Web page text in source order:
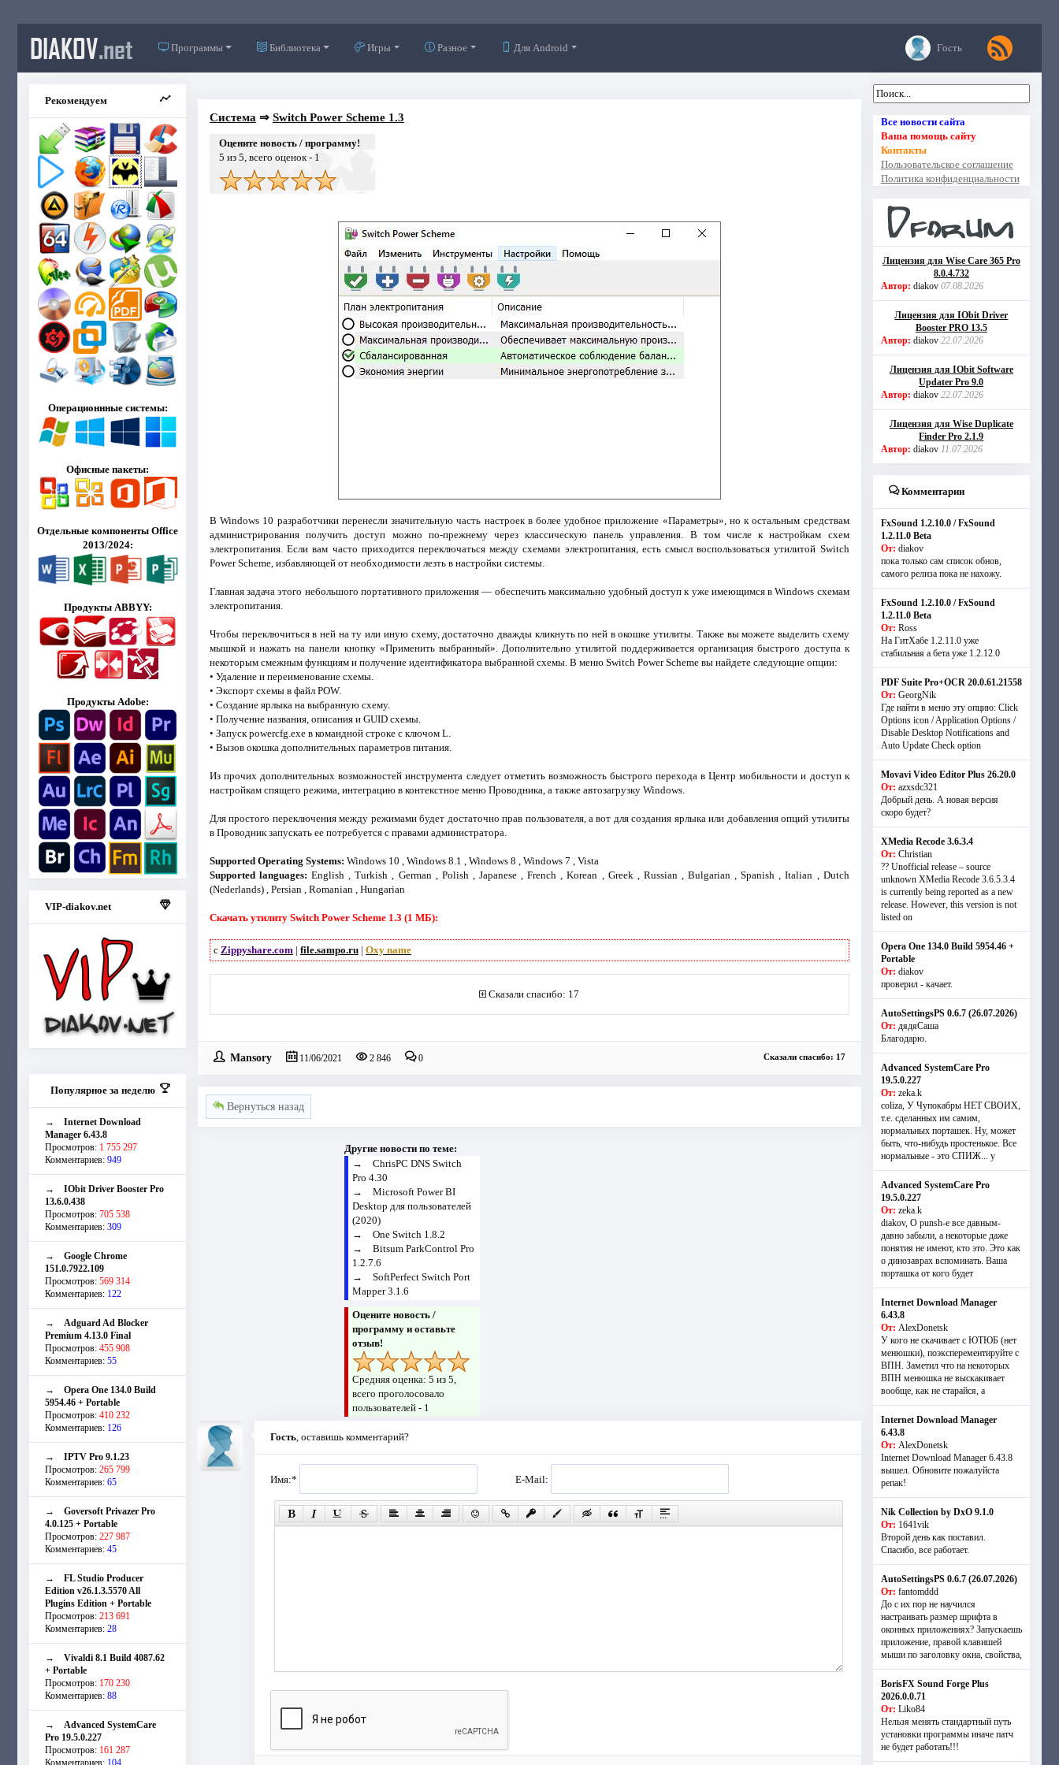
DIAKOV.net Программы Библиотека Игры Разное Для Android Гость
Рекомендуем
Операционнные системы:
Офисные пакеты:
Отдельные компоненты Office
2013/2024:
Продукты ABBYY:
Продукты Adobe:
VIP-diakov.net
Популярное за неделю
→ Internet Download
Manager 6.43.8
Просмотров: 1 755 297
Комментариев: 949
→ IObit Driver Booster Pro
13.6.0.438
Просмотров: 705 538
Комментариев: 309
→ Google Chrome
151.0.7922.109
Просмотров: 569 314
Комментариев: 122
→ Adguard Ad Blocker
Premium 4.13.0 Final
Просмотров: 455 908
Комментариев: 55
→ Opera One 134.0 Build
5954.46 + Portable
Просмотров: 410 232
Комментариев: 126
→ IPTV Pro 9.1.23
Просмотров: 265 799
Комментариев: 65
→ Goversoft Privazer Pro
4.0.125 + Portable
Просмотров: 227 987
Комментариев: 45
→ FL Studio Producer
Edition v26.1.3.5570 All
Plugins Edition + Portable
Просмотров: 213 691
Комментариев: 28
→ Vivaldi 8.1 Build 4087.62
+ Portable
Просмотров: 170 230
Комментариев: 88
→ Advanced SystemCare
Pro 19.5.0.227
Просмотров: 161 287
Комментариев: 104
Система ⇒ Switch Power Scheme 1.3
Оцените новость / программу!
5 из 5, всего оценок - 1
В Windows 10 разработчики перенесли значительную часть настроек в более удобное приложение «Параметры», но к остальным средствам
администрирования получить доступ можно по-прежнему через классическую панель управления. В том числе к настройкам схем
электропитания. Если вам часто приходится переключаться между схемами электропитания, есть смысл воспользоваться утилитой Switch
Power Scheme, избавляющей от необходимости лезть в настройки системы.
Главная задача этого небольшого портативного приложения — обеспечить максимально удобный доступ к уже имеющимся в Windows схемам
электропитания.
Чтобы переключиться в ней на ту или иную схему, достаточно дважды кликнуть по ней в окошке утилиты. Также вы можете выделить схему
мышкой и нажать на панели кнопку «Применить выбранный». Дополнительно утилитой поддерживается организация быстрого доступа к
некоторым смежным функциям и получение идентификатора выбранной схемы. В меню Switch Power Scheme вы найдете следующие опции:
• Удаление и переименование схемы.
• Экспорт схемы в файл POW.
• Создание ярлыка на выбранную схему.
• Получение названия, описания и GUID схемы.
• Запуск powercfg.exe в командной строке с ключом L.
• Вызов окошка дополнительных параметров питания.
Из прочих дополнительных возможностей инструмента следует отметить возможность быстрого перехода в Центр мобильности и доступ к
настройкам спящего режима, интеграцию в контекстное меню Проводника, а также автозагрузку Windows.
Для простого переключения между режимами будет достаточно прав пользователя, а вот для создания ярлыка или добавления опций утилиты
в Проводник запускать ее потребуется с правами администратора.
Supported Operating Systems: Windows 10 , Windows 8.1 , Windows 8 , Windows 7 , Vista
Supported languages: English , Turkish , German , Polish , Japanese , French , Korean , Greek , Russian , Bulgarian , Spanish , Italian , Dutch
(Nederlands) , Persian , Romanian , Hungarian
Скачать утилиту Switch Power Scheme 1.3 (1 МБ):
с Zippyshare.com | file.sampo.ru| Oxy name
Сказали спасибо: 17
Mansory 11/06/2021 2 846 0 Сказали спасибо: 17
Вернуться назад
Другие новости по теме:
→ ChrisPC DNS Switch
Pro 4.30
→ Microsoft Power BI
Desktop для пользователей
(2020)
→ One Switch 1.8.2
→ Bitsum ParkControl Pro
1.2.7.6
→ SoftPerfect Switch Port
Mapper 3.1.6
Оцените новость /
программу и оставьте
отзыв!
Средняя оценка: 5 из 5,
всего проголосовало
пользователей - 1
Гость, оставишь комментарий?
Имя:* E-Mail:
Все новости сайта
Ваша помощь сайту
Контакты
Пользовательское соглашение
Политика конфиденциальности
Лицензия для Wise Care 365 Pro
8.0.4.732
Автор: diakov 07.08.2026
Лицензия для IObit Driver
Booster PRO 13.5
Автор: diakov 22.07.2026
Лицензия для IObit Software
Updater Pro 9.0
Автор: diakov 22.07.2026
Лицензия для Wise Duplicate
Finder Pro 2.1.9
Автор: diakov 11.07.2026
Комментарии
FxSound 1.2.10.0 / FxSound
1.2.11.0 Beta
От: diakov
пока только сам список обнов,
самого релиза пока не нахожу.
FxSound 1.2.10.0 / FxSound
1.2.11.0 Beta
От: Ross
На ГитХабе 1.2.11.0 уже
стабильная а бета уже 1.2.12.0
PDF Suite Pro+OCR 20.0.61.21558
От: GeorgNik
Где найти в меню эту опцию: Click
Options icon / Application Options /
Disable Desktop Notifications and
Auto Update Check option
Movavi Video Editor Plus 26.20.0
От: azxsdc321
Добрый день. А новая версия
скоро будет?
XMedia Recode 3.6.3.4
От: Christian
?? Unofficial release – source
unknown XMedia Recode 3.6.5.3.4
is currently being reported as a new
release. However, this version is not
listed on
Opera One 134.0 Build 5954.46 +
Portable
От: diakov
проверил - качает.
AutoSettingsPS 0.6.7 (26.07.2026)
От: дядяСаша
Благодарю.
Advanced SystemCare Pro
19.5.0.227
От: zeka.k
coliza, У Чупокабры НЕТ СВОИХ,
т.е. сделанных им самим,
нормальных порташек. Ну, может
быть, что-нибудь простенькое. Все
нормальные - это СПИЖ... у
Advanced SystemCare Pro
19.5.0.227
От: zeka.k
diakov, О punsh-е все давным-
давно забыли, а некоторые даже
понятия не имеют, кто это. Это как
о динозаврах вспоминать. Ваша
порташка от кого будет
Internet Download Manager
6.43.8
От: AlexDonetsk
У кого не скачивает с ЮТЮБ (нет
менюшки), поэксперементируйте с
ВПН. Заметил что на некоторых
ВПН менюшка не выскакивает
вообще, как не старайся, а
Internet Download Manager
6.43.8
От: AlexDonetsk
Internet Download Manager 6.43.8
вышел. Обновите пожалуйста
репак!
Nik Collection by DxO 9.1.0
От: 1641vik
Второй день как поставил.
Спасибо, все работает.
AutoSettingsPS 0.6.7 (26.07.2026)
От: fantomddd
До с их пор не научился
настраивать размер шрифта в
оконных приложениях? Запускаешь
приложение, правой клавишей
мыши по заголовку окна, свойства,
BorisFX Sound Forge Plus
2026.0.0.71
От: Liko84
Нельзя менять стандартный путь
установки программы иначе патч
не будет работать!!!